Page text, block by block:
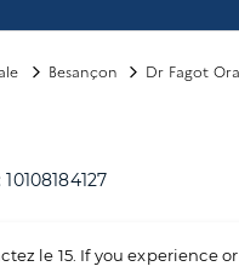
Besançon Dr Fagot
le 15. If you